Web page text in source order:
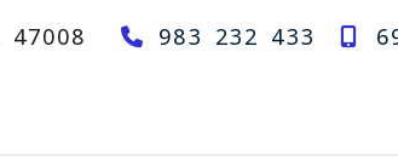
47008 983 232 433